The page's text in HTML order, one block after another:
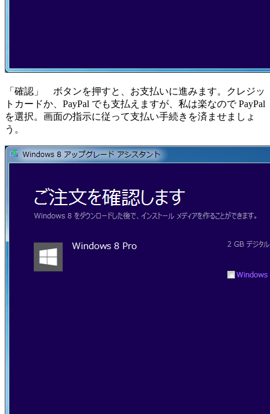
「確認」 ボタンを押すと、お支払いに進みます。クレジッ
トカードか、PayPal でも支払えますが、私は楽なので PayPal
を選択。画面の指示に従って支払い手続きを済ませましょ
う。